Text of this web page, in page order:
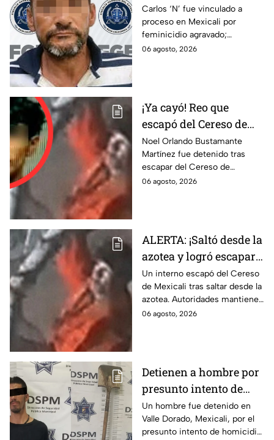
atacar a su hermana
con discapacidad
auditiva en Mexicali; lo
procesan por
Carlos ‘N’ fue vinculado a
proceso en Mexicali por
feminicidio agravado;
autoridades señalan un
06 agosto, 2026
¡Ya cayó! Reo que
escapó del Cereso de
Mexicali es detenido
tras operativo hoy 6 de
agosto
Noel Orlando Bustamante
Martínez fue detenido tras
escapar del Cereso de
Mexicali. Autoridades
06 agosto, 2026
ALERTA: ¡Saltó desde la
azotea y logró escapar!
Reo burla la seguridad
del Cereso de Mexicali
y continúa prófugo ⚠️
Un interno escapó del Cereso
de Mexicali tras saltar desde la
azotea. Autoridades mantienen
un operativo para localizarlo.
06 agosto, 2026
Detienen a hombre por
presunto intento de
homicidio con una pala
en Mexicali; habría
Un hombre fue detenido en
Valle Dorado, Mexicali, por el
presunto intento de homicidio